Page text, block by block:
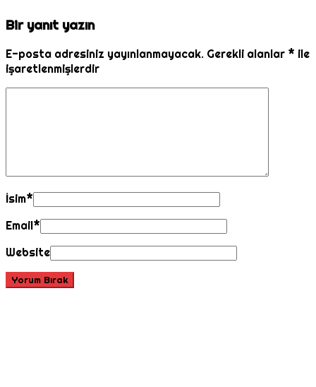
Bir yanıt yazın
E-posta adresiniz yayınlanmayacak. Gerekli alanlar * ile
işaretlenmişlerdir
İsim*
Email*
Website